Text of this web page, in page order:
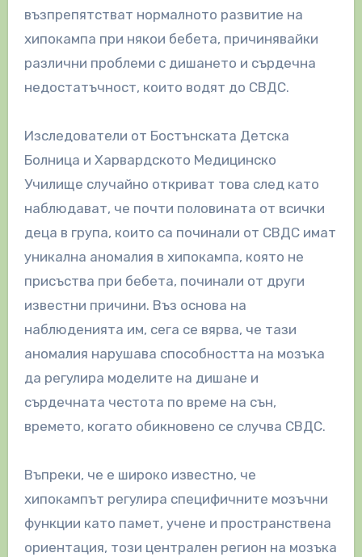
възпрепятстват нормалното развитие на
хипокампа при някои бебета, причинявайки
различни проблеми с дишането и сърдечна
недостатъчност, които водят до СВДС.
Изследователи от Бостънската Детска
Болница и Харвардското Медицинско
Училище случайно откриват това след като
наблюдават, че почти половината от всички
деца в група, които са починали от СВДС имат
уникална аномалия в хипокампа, която не
присъства при бебета, починали от други
известни причини. Въз основа на
наблюденията им, сега се вярва, че тази
аномалия нарушава способността на мозъка
да регулира моделите на дишане и
сърдечната честота по време на сън,
времето, когато обикновено се случва СВДС.
Въпреки, че е широко известно, че
хипокампът регулира специфичните мозъчни
функции като памет, учене и пространствена
ориентация, този централен регион на мозъка